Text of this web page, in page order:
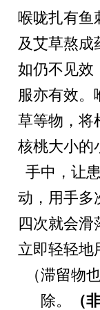
喉咙扎有鱼
及艾草熬成
如仍不见效
服亦有效。
草等物，将
核桃大小的
手中，让
动，用手多
四次就会滑
立即轻轻地
（滞留物
除。
（